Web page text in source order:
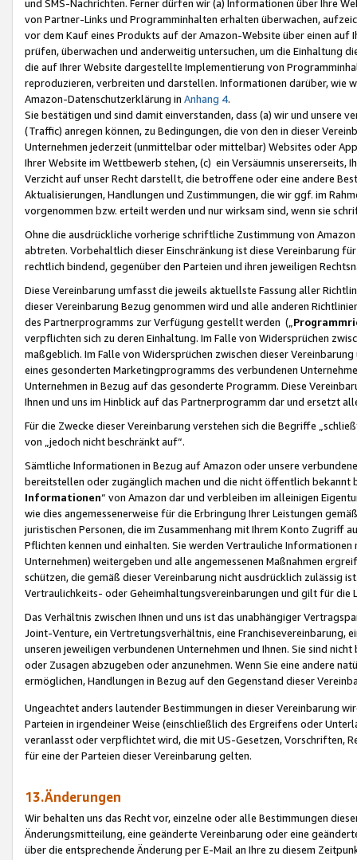
und SMS-Nachrichten. Ferner dürfen wir (a) Informationen über Ihre
von Partner-Links und Programminhalten erhalten überwachen,
vor dem Kauf eines Produkts auf der Amazon-Website über einen
prüfen, überwachen und anderweitig untersuchen, um die Einhaltung
die auf Ihrer Website dargestellte Implementierung von
reproduzieren, verbreiten und darstellen. Informationen darüber, wie
Amazon-Datenschutzerklärung in Anhang 4.
Sie bestätigen und sind damit einverstanden, dass (a) wir und
(Traffic) anregen können, zu Bedingungen, die von den in dieser
Unternehmen jederzeit (unmittelbar oder mittelbar) Websites oder
Ihrer Website im Wettbewerb stehen, (c) ein Versäumnis unsererseits,
Verzicht auf unser Recht darstellt, die betroffene oder eine andere
Aktualisierungen, Handlungen und Zustimmungen, die wir ggf. im
vorgenommen bzw. erteilt werden und nur wirksam sind, wenn sie
Ohne die ausdrückliche vorherige schriftliche Zustimmung von
abtreten. Vorbehaltlich dieser Einschränkung ist diese Vereinbarung
rechtlich bindend, gegenüber den Parteien und ihren jeweiligen
Diese Vereinbarung umfasst die jeweils aktuellste Fassung aller
dieser Vereinbarung Bezug genommen wird und alle anderen
des Partnerprogramms zur Verfügung gestellt werden („
verpflichten sich zu deren Einhaltung. Im Falle von Widersprüchen
maßgeblich. Im Falle von Widersprüchen zwischen dieser
eines gesonderten Marketingprogramms des verbundenen
Unternehmen in Bezug auf das gesonderte Programm. Diese
Ihnen und uns im Hinblick auf das Partnerprogramm dar und ersetzt
Für die Zwecke dieser Vereinbarung verstehen sich die Begriffe
von „jedoch nicht beschränkt auf“.
Sämtliche Informationen in Bezug auf Amazon oder unsere
bereitstellen oder zugänglich machen und die nicht öffentlich
Informationen“ von Amazon dar und verbleiben im alleinigen
wie dies angemessenerweise für die Erbringung Ihrer Leistungen
juristischen Personen, die im Zusammenhang mit Ihrem Konto
Pflichten kennen und einhalten. Sie werden Vertrauliche
Unternehmen) weitergeben und alle angemessenen Maßnahmen
schützen, die gemäß dieser Vereinbarung nicht ausdrücklich zulässig
Vertraulichkeits- oder Geheimhaltungsvereinbarungen und gilt für die
Das Verhältnis zwischen Ihnen und uns ist das unabhängiger
Joint-Venture, ein Vertretungsverhältnis, eine Franchisevereinbarung,
unseren jeweiligen verbundenen Unternehmen und Ihnen. Sie sind
oder Zusagen abzugeben oder anzunehmen. Wenn Sie eine andere
ermöglichen, Handlungen in Bezug auf den Gegenstand dieser
Ungeachtet anders lautender Bestimmungen in dieser Vereinbarung
Parteien in irgendeiner Weise (einschließlich des Ergreifens oder
veranlasst oder verpflichtet wird, die mit US-Gesetzen, Vorschriften,
für eine der Parteien dieser Vereinbarung gelten.
13.Änderungen
Wir behalten uns das Recht vor, einzelne oder alle Bestimmungen
Änderungsmitteilung, eine geänderte Vereinbarung oder eine
über die entsprechende Änderung per E-Mail an Ihre zu diesem